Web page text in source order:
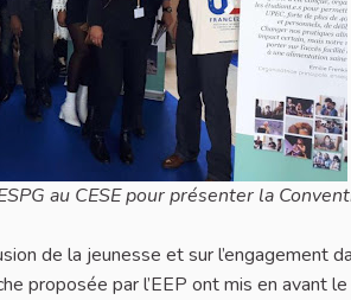
au CESE pour présenter la
de la jeunesse et sur l’engagement
proposée par l’EEP ont mis en avant